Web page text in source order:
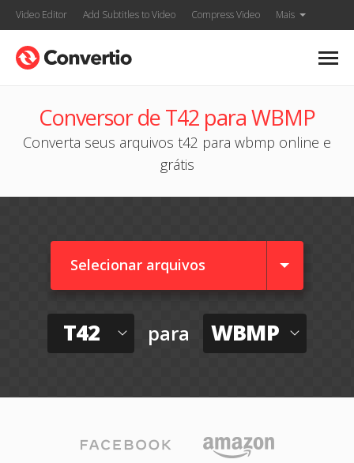
Video Editor Add Subtitles to Video Compress Video Mais
Conversor de T42 para WBMP
Converta seus arquivos t42 para wbmp online e
grátis
Selecionar arquivos
T42 para WBMP